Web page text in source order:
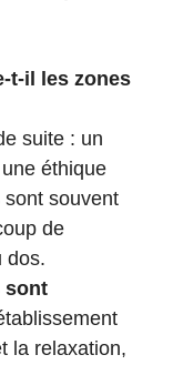
t-il les zones
suite : un
éthique
souvent
de
dos.
sont
la relaxation,